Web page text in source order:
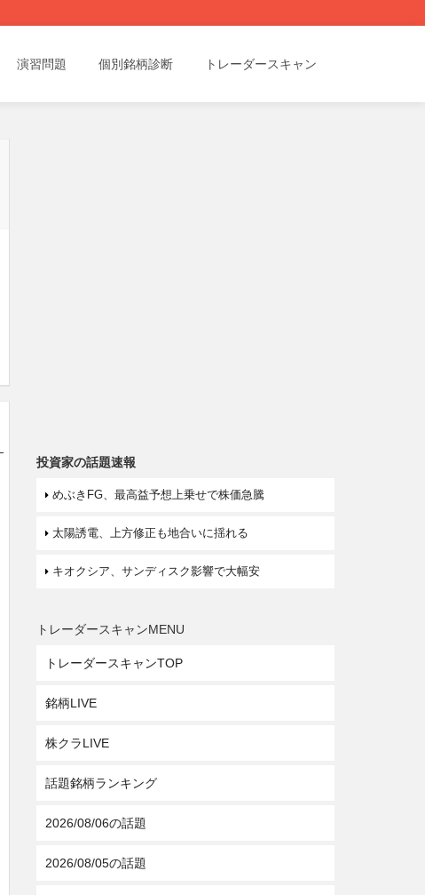
演習問題 個別銘柄診断 トレーダースキャン
投資家の話題速報
めぶきFG、最高益予想上乗せで株価急騰
太陽誘電、上方修正も地合いに揺れる
キオクシア、サンディスク影響で大幅安
トレーダースキャンMENU
トレーダースキャンTOP
銘柄LIVE
株クラLIVE
話題銘柄ランキング
2026/08/06の話題
2026/08/05の話題